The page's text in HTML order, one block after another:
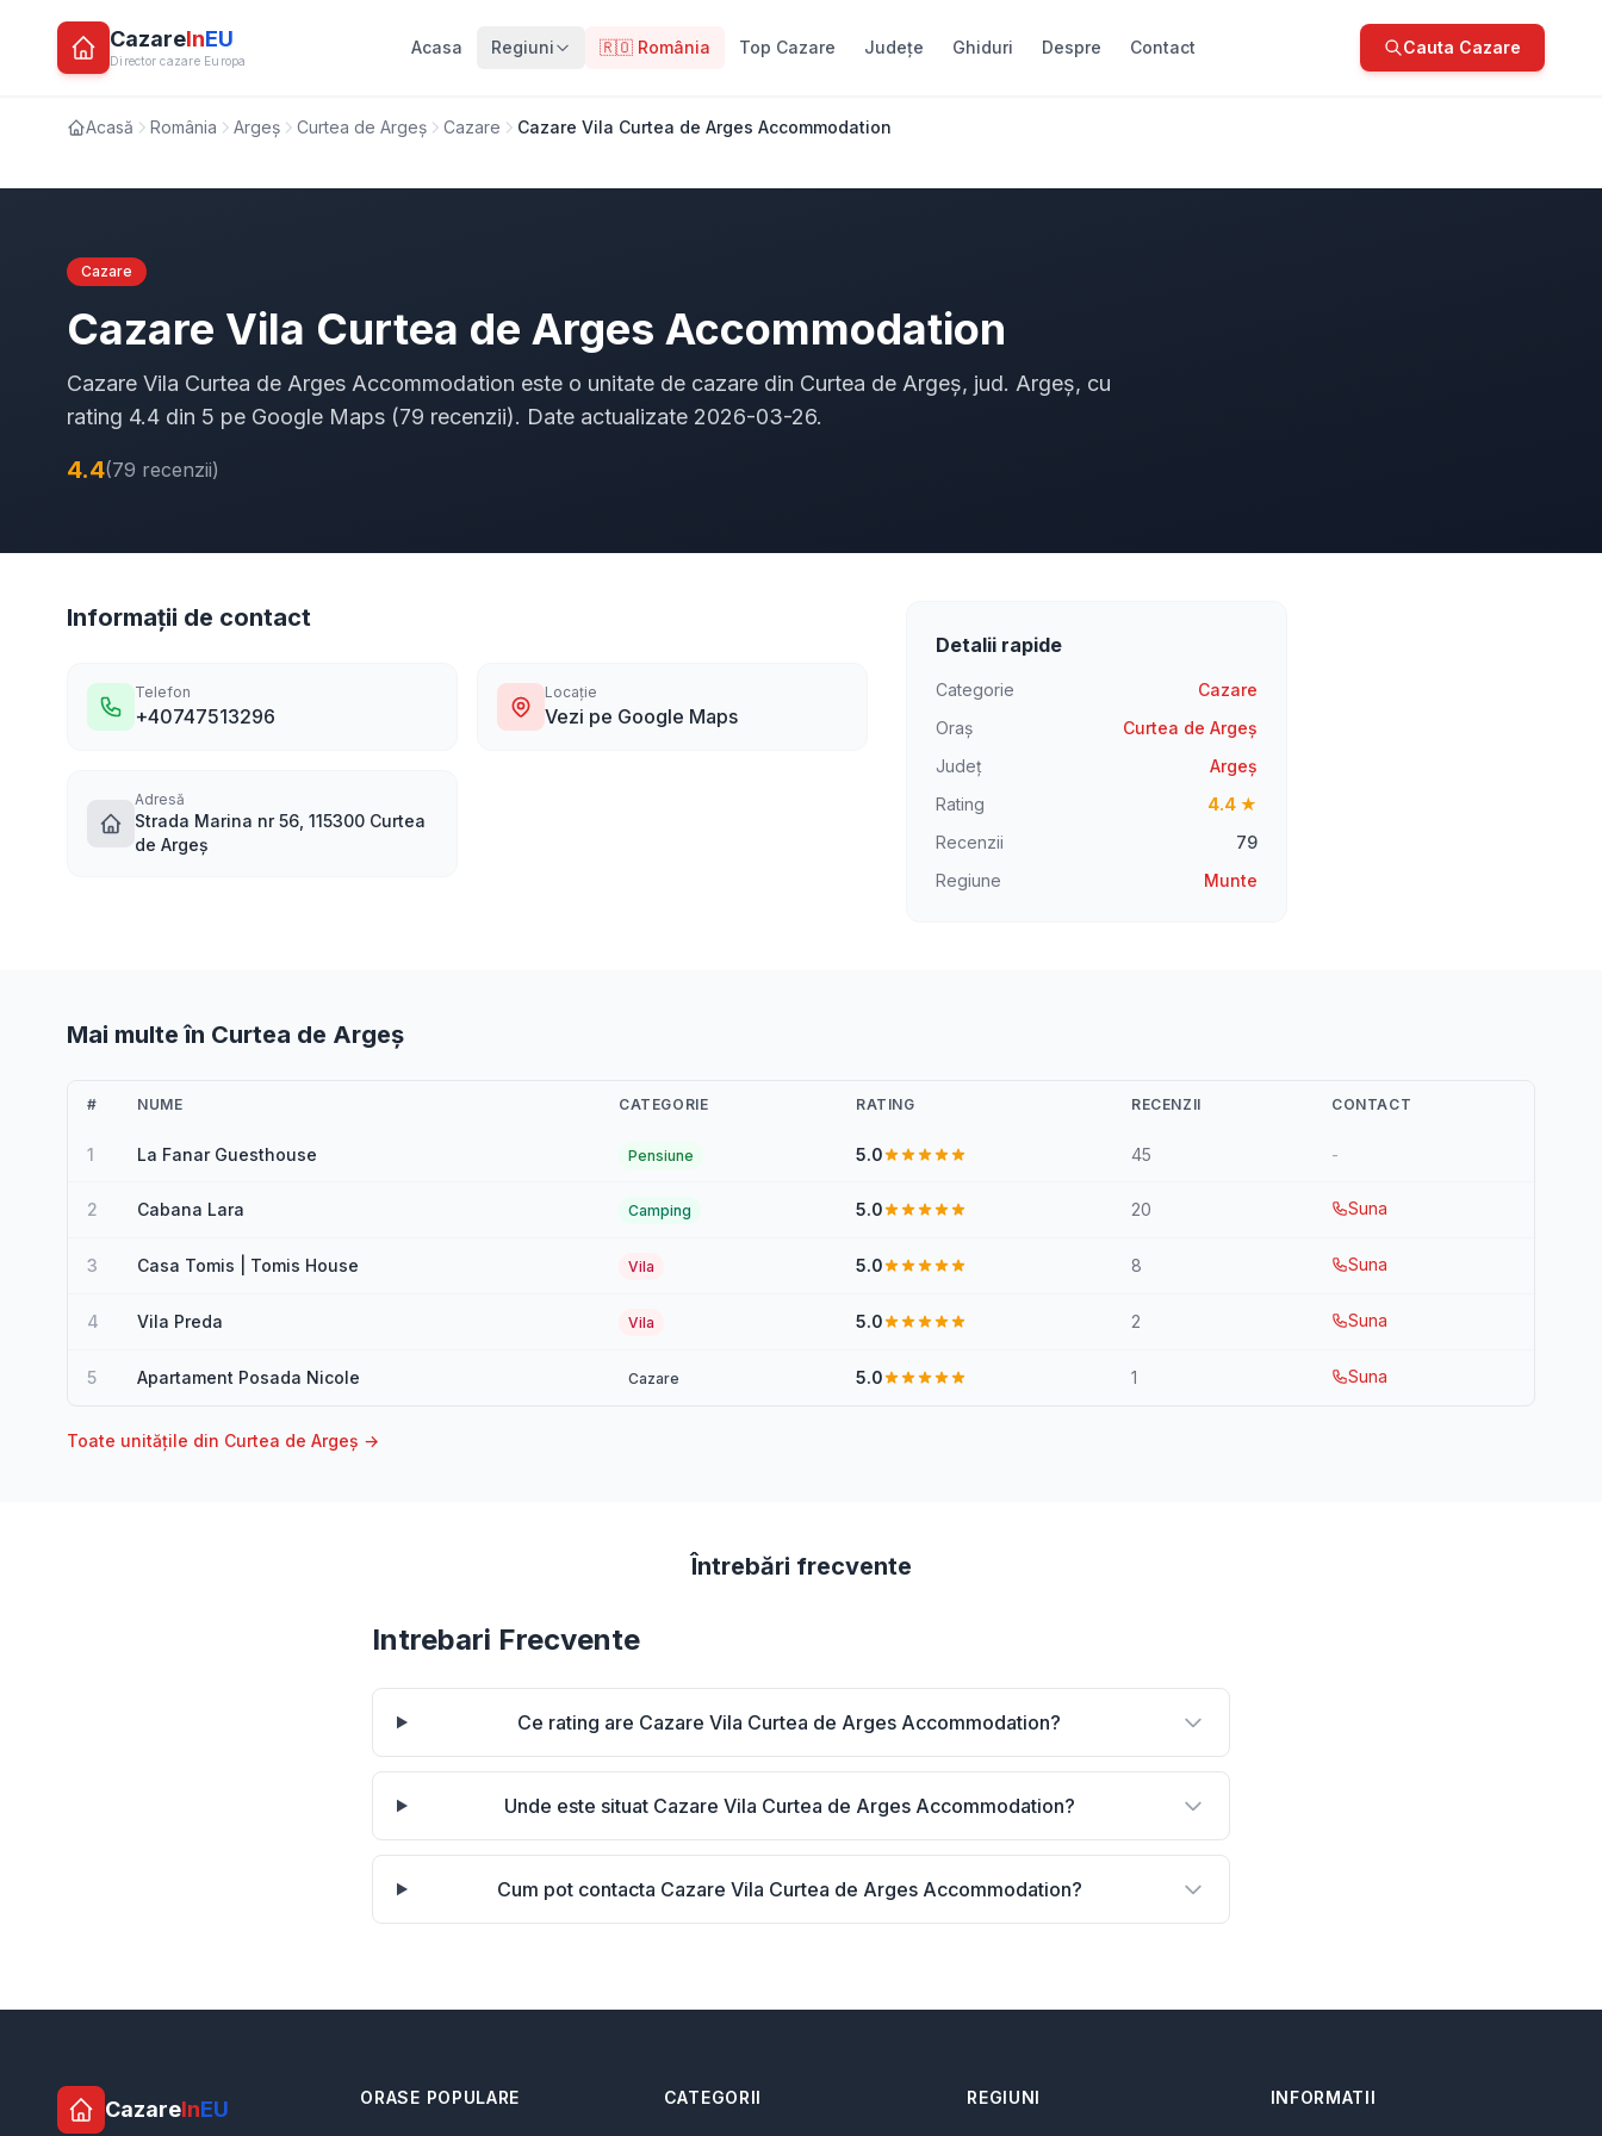
CazareInEU
Director cazare Europa
Acasa Regiuni 🇷🇴 România Top Cazare Județe Ghiduri Despre Contact Cauta Cazare
Acasă România Argeș Curtea de Argeș Cazare Cazare Vila Curtea de Arges Accommodation
Cazare
Cazare Vila Curtea de Arges Accommodation
Cazare Vila Curtea de Arges Accommodation este o unitate de cazare din Curtea de Argeș, jud. Argeș, cu
rating 4.4 din 5 pe Google Maps (79 recenzii). Date actualizate 2026-03-26.
4.4(79 recenzii)
Informații de contact
Telefon
+40747513296
Locație
Vezi pe Google Maps
Adresă
Strada Marina nr 56, 115300 Curtea
de Argeș
Detalii rapide
Categorie
Cazare
Oraș
Curtea de Argeș
Județ
Argeș
Rating
4.4 ★
Recenzii
79
Regiune
Munte
Mai multe în Curtea de Argeș
# NUME CATEGORIE RATING RECENZII CONTACT
1 La Fanar Guesthouse Pensiune 5.0 45 -
2 Cabana Lara Camping 5.0 20 Suna
3 Casa Tomis | Tomis House Vila 5.0 8 Suna
4 Vila Preda Vila 5.0 2 Suna
5 Apartament Posada Nicole Cazare 5.0 1 Suna
Toate unitățile din Curtea de Argeș →
Întrebări frecvente
Intrebari Frecvente
Ce rating are Cazare Vila Curtea de Arges Accommodation?
Unde este situat Cazare Vila Curtea de Arges Accommodation?
Cum pot contacta Cazare Vila Curtea de Arges Accommodation?
CazareInEU ORASE POPULARE CATEGORII REGIUNI INFORMATII